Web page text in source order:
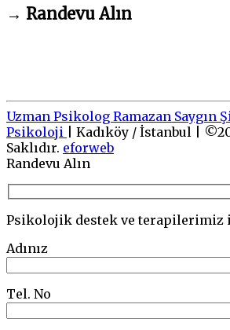
→ Randevu Alın
Uzman Psikolog Ramazan Saygın
Psikoloji
Kadıköy / İstanbul ©
Saklıdır. eforweb
Go
Randevu Alın
Psikolojik destek ve terapilerimiz
Adınız
Tel. No